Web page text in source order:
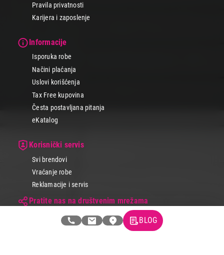
Pravila privatnosti
Karijera i zaposlenje
Informacije
Isporuka robe
Načini plaćanja
Uslovi korišćenja
Tax Free kupovina
Česta postavljana pitanja
eKatalog
Korisnički servis
Svi brendovi
Vraćanje robe
Reklamacije i servis
Pratite nas na društvenim mrežama
BLOG